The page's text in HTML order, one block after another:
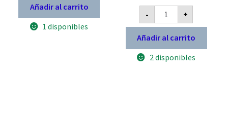
original
era:
$ 5.900.
actual
es:
$ 4.130.
Añadir al carrito
1 disponibles
original
era:
$ 69.900.
es:
-
Disco
freno
Delantero
para
Moto
Keeway
+
Añadir al carrito
2 disponibles